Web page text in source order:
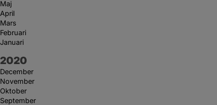
Maj
April
Mars
Februari
Januari
År:
2020
December
November
Oktober
September